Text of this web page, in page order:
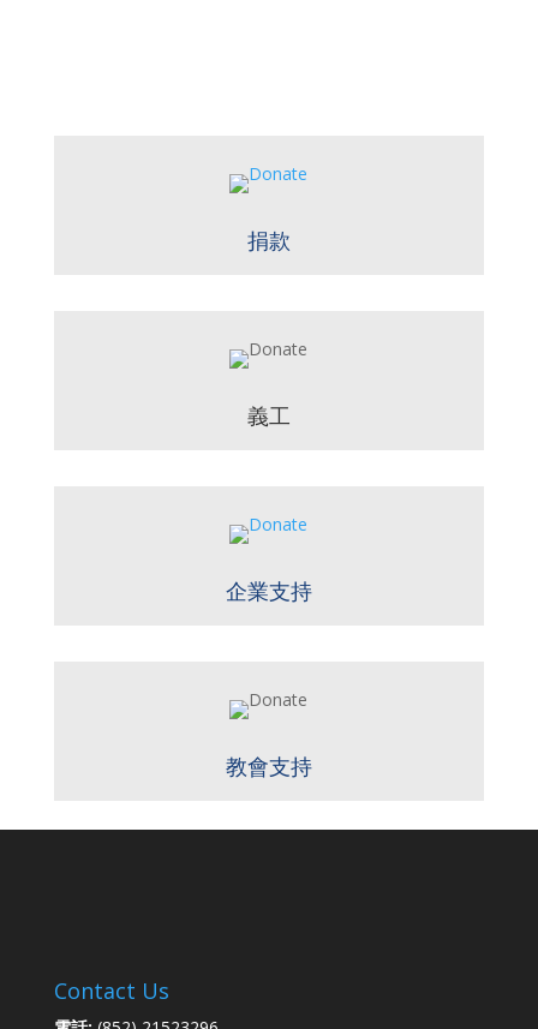
捐款
義工
企業支持
教會支持
Contact Us